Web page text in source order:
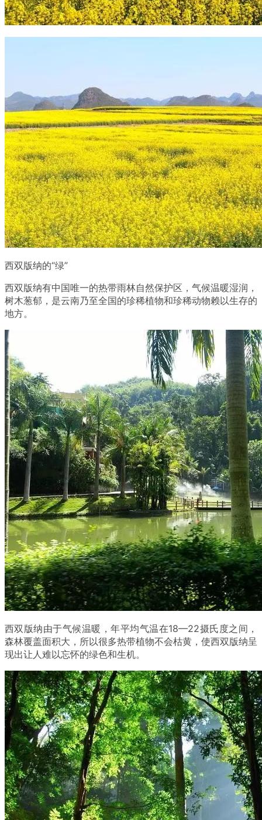
西双版纳的“绿”
西双版纳有中国唯一的热带雨林自然保护区，气候温暖湿润，
树木葱郁，是云南乃至全国的珍稀植物和珍稀动物赖以生存的
地方。
西双版纳由于气候温暖，年平均气温在18—22摄氏度之间，
森林覆盖面积大，所以很多热带植物不会枯黄，使西双版纳呈
现出让人难以忘怀的绿色和生机。